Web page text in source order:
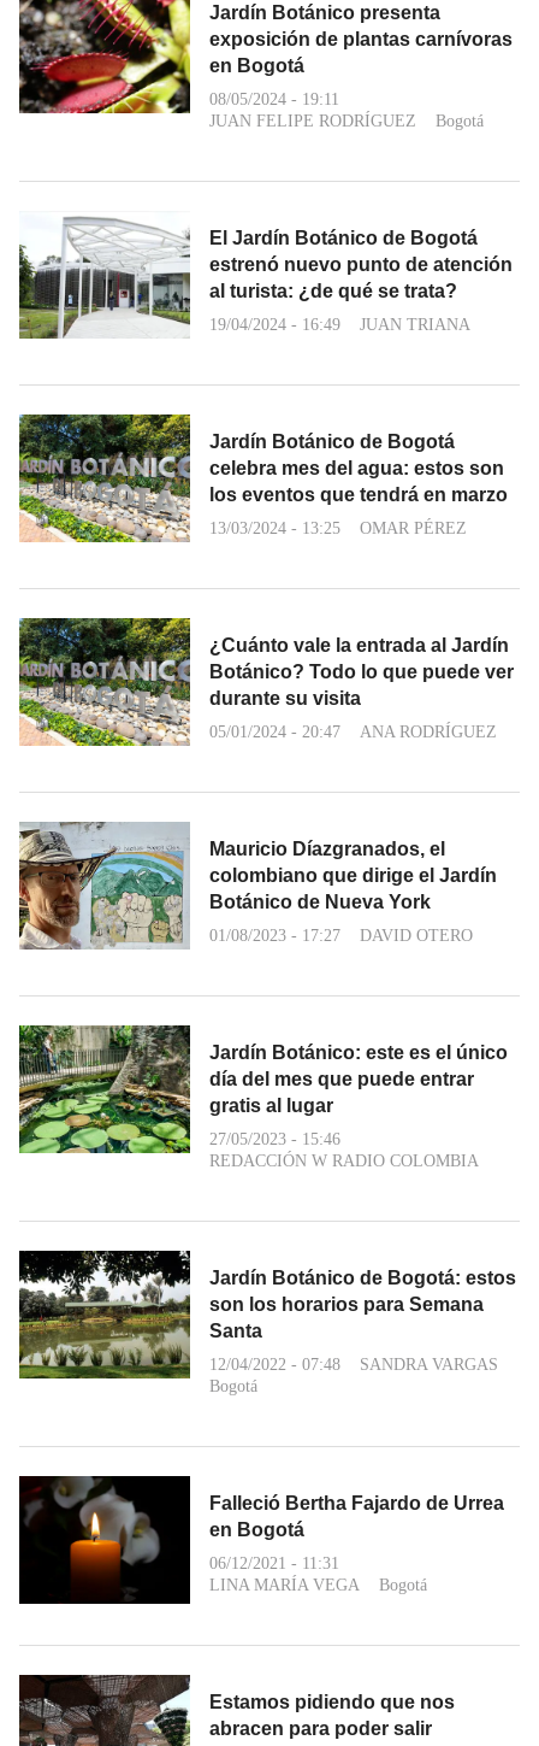
Jardín Botánico presenta
exposición de plantas carnívoras
en Bogotá
08/05/2024 - 19:11
JUAN FELIPE RODRÍGUEZ
Bogotá
El Jardín Botánico de Bogotá
estrenó nuevo punto de atención
al turista: ¿de qué se trata?
19/04/2024 - 16:49 JUAN TRIANA
Jardín Botánico de Bogotá
celebra mes del agua: estos son
los eventos que tendrá en marzo
13/03/2024 - 13:25 OMAR PÉREZ
¿Cuánto vale la entrada al Jardín
Botánico? Todo lo que puede ver
durante su visita
05/01/2024 - 20:47 ANA RODRÍGUEZ
Mauricio Díazgranados, el
colombiano que dirige el Jardín
Botánico de Nueva York
01/08/2023 - 17:27 DAVID OTERO
Jardín Botánico: este es el único
día del mes que puede entrar
gratis al lugar
27/05/2023 - 15:46
REDACCIÓN W RADIO COLOMBIA
Jardín Botánico de Bogotá: estos
son los horarios para Semana
Santa
12/04/2022 - 07:48
SANDRA VARGAS
Bogotá
Falleció Bertha Fajardo de Urrea
en Bogotá
06/12/2021 - 11:31
LINA MARÍA VEGA
Bogotá
Estamos pidiendo que nos
abracen para poder salir